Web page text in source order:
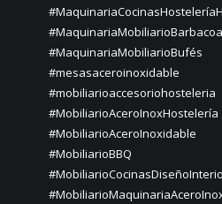
#MaquinariaMobiliarioBufés
#mesasaceroinoxidable
#mobiliarioaccesoriohosteleria
#MobiliarioAceroInoxHostelería
#MobiliarioAceroInoxidable
#MobiliarioBBQ